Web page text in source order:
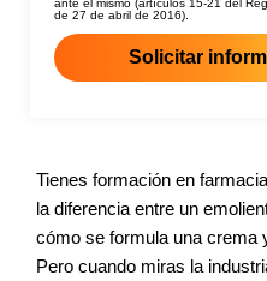
ante el mismo (artículos 15-21 del
de 27 de abril de 2016).
Solicitar
Tienes formación en
la diferencia entre un
cómo se formula una crema
Pero cuando miras la